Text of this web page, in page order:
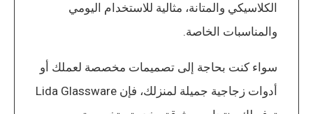
الكلاسيكي والمتانة، مثالية للاستخدام اليومي
والمناسبات الخاصة.
سواء كنت بحاجة إلى تصميمات مخصصة لعملك أو
أدوات زجاجية جميلة لمنزلك، فإن Lida Glassware